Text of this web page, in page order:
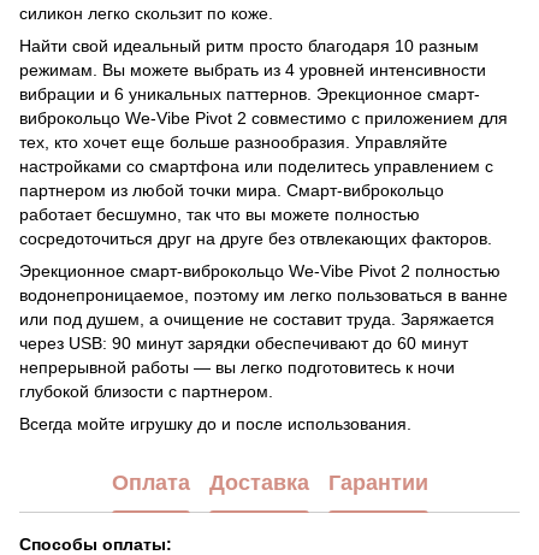
силикон легко скользит по коже.
Найти свой идеальный ритм просто благодаря 10 разным
режимам. Вы можете выбрать из 4 уровней интенсивности
вибрации и 6 уникальных паттернов. Эрекционное смарт-
виброкольцо We-Vibe Pivot 2 совместимо с приложением для
тех, кто хочет еще больше разнообразия. Управляйте
настройками со смартфона или поделитесь управлением с
партнером из любой точки мира. Смарт-виброкольцо
работает бесшумно, так что вы можете полностью
сосредоточиться друг на друге без отвлекающих факторов.
Эрекционное смарт-виброкольцо We-Vibe Pivot 2 полностью
водонепроницаемое, поэтому им легко пользоваться в ванне
или под душем, а очищение не составит труда. Заряжается
через USB: 90 минут зарядки обеспечивают до 60 минут
непрерывной работы — вы легко подготовитесь к ночи
глубокой близости с партнером.
Всегда мойте игрушку до и после использования.
Оплата Доставка Гарантии
Способы оплаты: